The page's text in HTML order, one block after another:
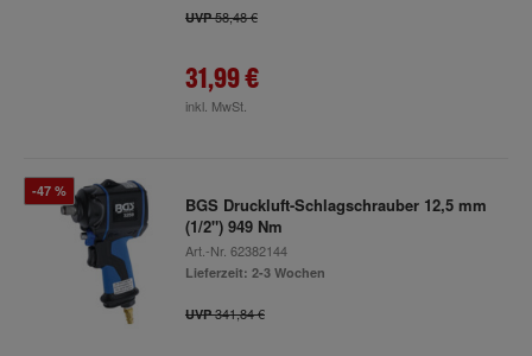
UVP58,48 €
31,99 €
inkl. MwSt.
-47 %
BGS Druckluft-Schlagschrauber 12,5 mm
(1/2") 949 Nm
Art.-Nr. 62382144
Lieferzeit: 2-3 Wochen
UVP341,84 €